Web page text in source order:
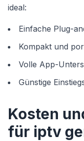
ideal:
Einfache Plug-
Kompakt und
Volle App-
Günstige
Kosten
für iptv